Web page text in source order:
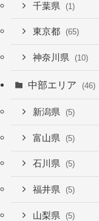
千葉県 (1)
東京都 (65)
神奈川県 (10)
中部エリア (46)
新潟県 (5)
富山県 (5)
石川県 (5)
福井県 (5)
山梨県 (5)